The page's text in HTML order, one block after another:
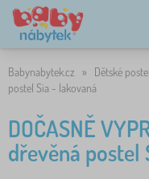
Babynabytek.cz » Dětské
postel Sia - lakovaná
DOČASNĚ
dřevěná postel